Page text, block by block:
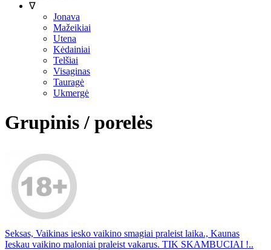
∇
Jonava
Mažeikiai
Utena
Kėdainiai
Telšiai
Visaginas
Tauragė
Ukmergė
Grupinis / porelės
Seksas, Vaikinas iesko vaikino smagiai praleist laika., Kaunas
Ieskau vaikino maloniai praleist vakarus. TIK SKAMBUCIAI !..